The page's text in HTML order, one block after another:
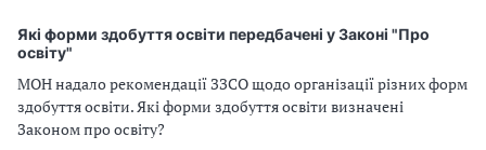
Які форми здобуття освіти передбачені у Законі "Про
освіту"
МОН надало рекомендації ЗЗСО щодо організації різних форм
здобуття освіти. Які форми здобуття освіти визначені
Законом про освіту?